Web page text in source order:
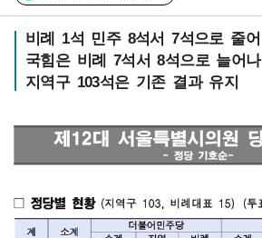
비례 1석 민주 8석서 7석으로 줄어
국힘은 비례 7석서 8석으로 늘어나
지역구 103석은 기존 결과 유지